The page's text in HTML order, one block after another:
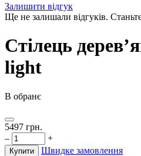
Залишити відгук
Ще не залишали відгуків.
Стілець
light
В обранє
5497 грн.
–
+
Купити
Швидке замовлення